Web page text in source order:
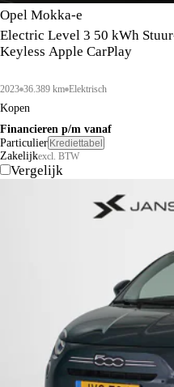
Opel Mokka-e
Electric Level 3 50 kWh
Keyless Apple CarPlay
2023 36.389 km Elektrisch
Kopen
Financieren p/m vanaf
Particulier Krediettabel
Zakelijkexcl. BTW
Vergelijk